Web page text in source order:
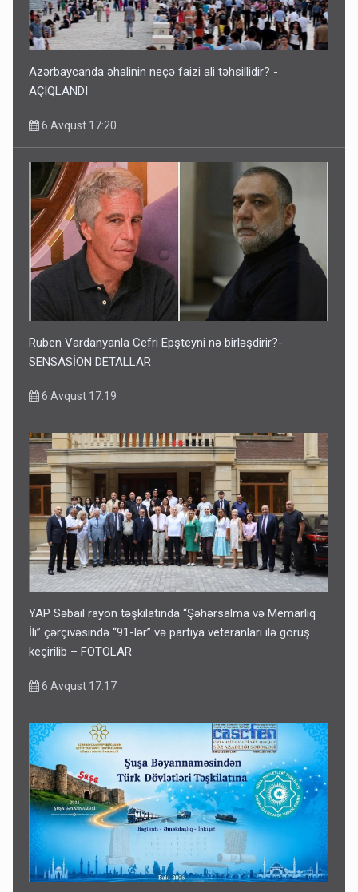
Azərbaycanda əhalinin neçə faizi ali təhsillidir? -
AÇIQLANDI
6 Avqust 17:20
Ruben Vardanyanla Cefri Epşteyni nə birləşdirir?-
SENSASİON DETALLAR
6 Avqust 17:19
YAP Səbail rayon təşkilatında “Şəhərsalma və Memarlıq
İli” çərçivəsində “91-lər” və partiya veteranları ilə görüş
keçirilib – FOTOLAR
6 Avqust 17:17